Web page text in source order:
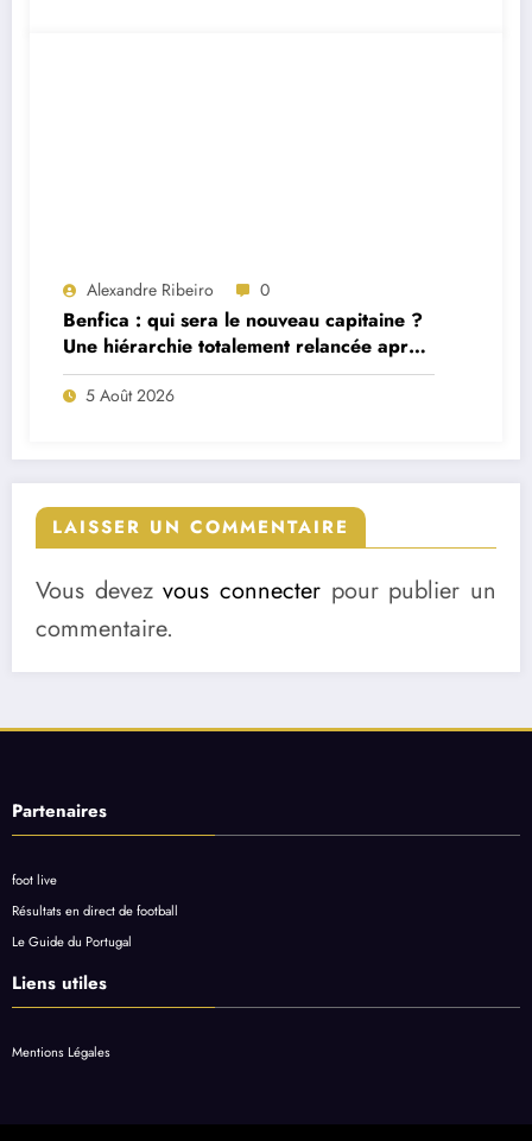
Alexandre Ribeiro 0
Benfica : qui sera le nouveau capitaine ?
Une hiérarchie totalement relancée après
deux départs majeurs
5 Août 2026
LAISSER UN COMMENTAIRE
Vous devezvous connecter pour publier un
commentaire.
Partenaires
foot live
Résultats en direct de football
Le Guide du Portugal
Liens utiles
Mentions Légales